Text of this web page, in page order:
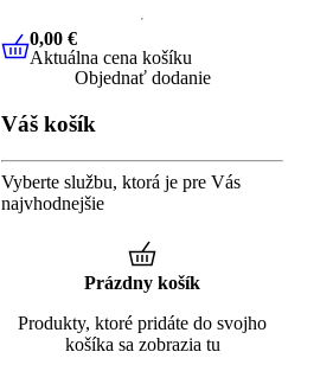
0,00 €Aktuálna cena košíku
0,00 €
Aktuálna cena košíku
Objednať dodanie
Váš košík
Vyberte službu, ktorá je pre Vás
najvhodnejšie
Prázdny košík
Produkty, ktoré pridáte do svojho
košíka sa zobrazia tu